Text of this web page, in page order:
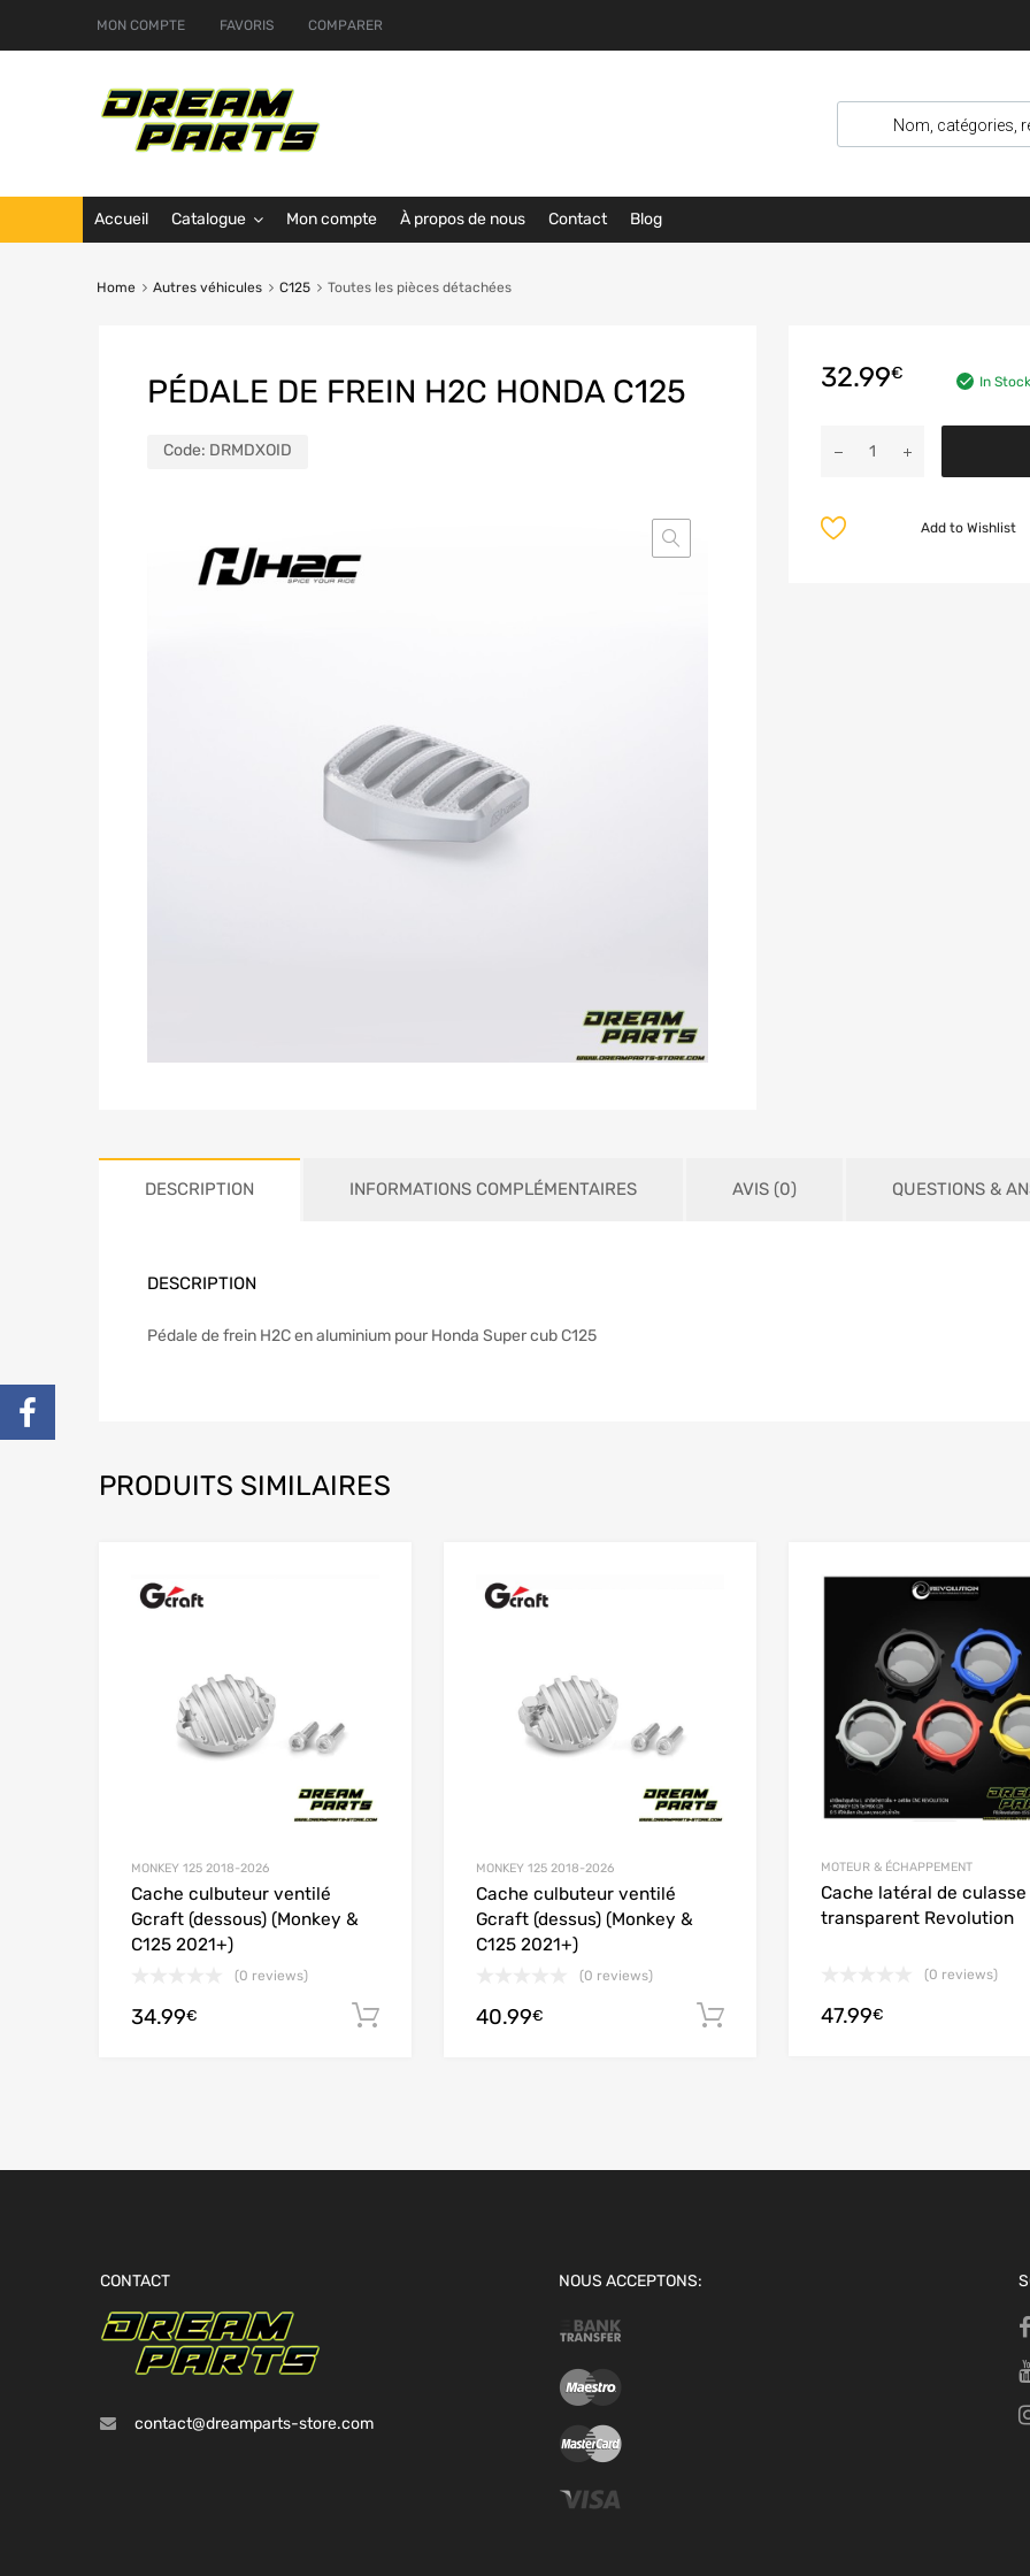
MON COMPTE FAVORIS COMPARER
Accueil Catalogue Mon compte À propos de nous Contact Blog
Home Autres véhicules C125 Toutes les pièces détachées
PÉDALE DE FREIN H2C HONDA C125
Code: DRMDXOID
32.99€ In Stock
Add to Wishlist
DESCRIPTION INFORMATIONS COMPLÉMENTAIRES AVIS (0) QUESTIONS &
DESCRIPTION
Pédale de frein H2C en aluminium pour Honda Super cub C125
PRODUITS SIMILAIRES
Add to Wishlist
MONKEY 125 2018-2026
Cache culbuteur ventilé
Gcraft (dessous) (Monkey &
C125 2021+)
(0 reviews)
34.99€ Ajouter au panier
Add to Compare
MONKEY 125 2018-2026
Cache culbuteur ventilé
Gcraft (dessus) (Monkey &
C125 2021+)
(0 reviews)
40.99€ Ajouter au panier
MOTEUR & ÉCHAPPEMENT
Cache latéral de culasse
transparent Revolution
(0 reviews)
47.99€
CONTACT
contact@dreamparts-store.com
NOUS ACCEPTONS: